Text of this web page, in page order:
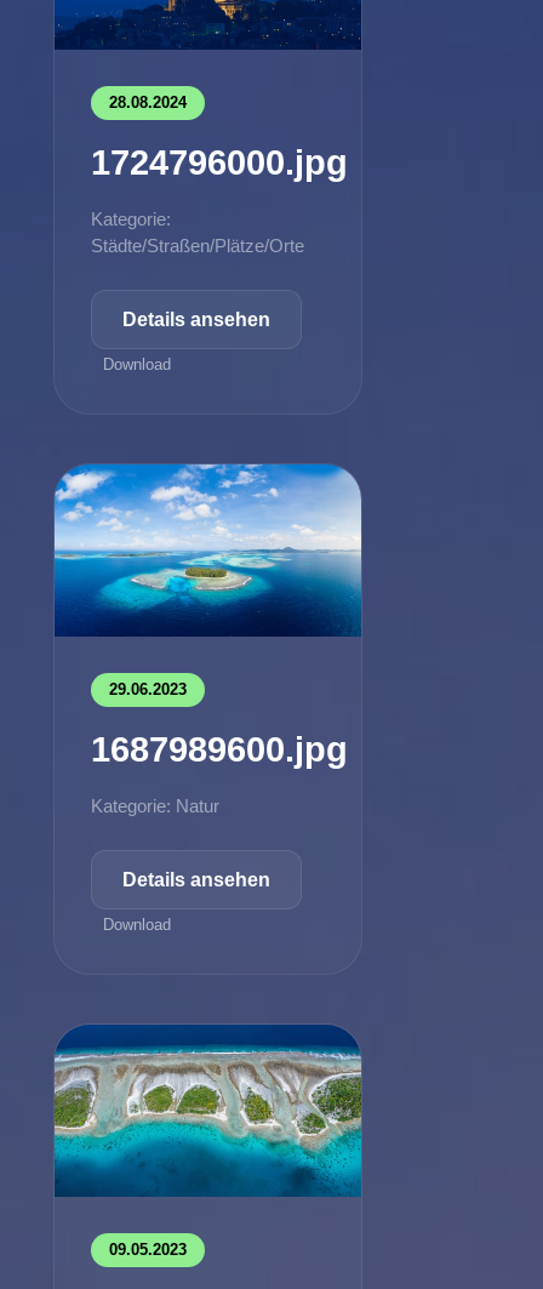
28.08.2024
1724796000.jpg
Kategorie:
Städte/Straßen/Plätze/Orte
Details ansehen
Download
29.06.2023
1687989600.jpg
Kategorie: Natur
Details ansehen
Download
09.05.2023